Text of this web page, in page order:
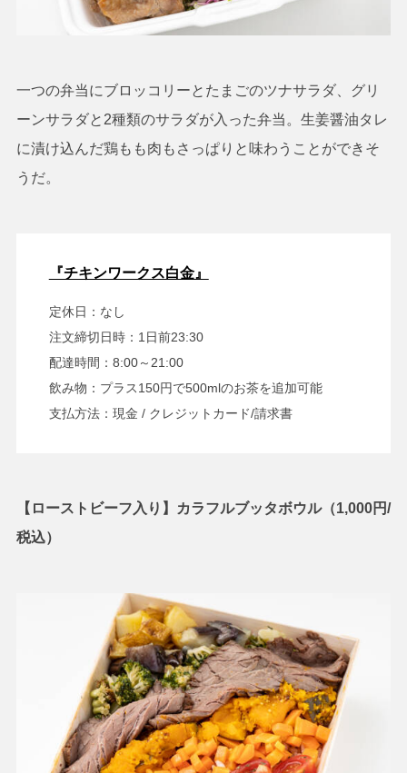
一つの弁当にブロッコリーとたまごのツナサラダ、グリ
ーンサラダと2種類のサラダが入った弁当。生姜醤油タレ
に漬け込んだ鶏もも肉もさっぱりと味わうことができそ
うだ。
『チキンワークス白金』
定休日：なし
注文締切日時：1日前23:30
配達時間：8:00～21:00
飲み物：プラス150円で500mlのお茶を追加可能
支払方法：現金 / クレジットカード/請求書
【ローストビーフ入り】カラフルブッタボウル（1,000円/
税込）